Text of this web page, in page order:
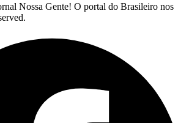
Nossa Gente! O portal do Brasileiro nos